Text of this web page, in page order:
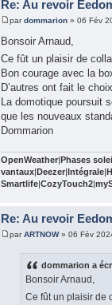
Re: Au revoir
pardommarion » 06 Fév
Bonsoir Arnaud,
Ce fût un plaisir de
Bon courage avec la
D’autres ont fait le
La domotique
que les nouveaux
Dommarion
OpenWeather Phases soleil
vantaux Deezer Intégrale
Smartlife CozyTouch2
Re: Au revoir
parARTNOW» 06 Fév
dommarion a
Bonsoir Arnaud,
Ce fût un plaisir de